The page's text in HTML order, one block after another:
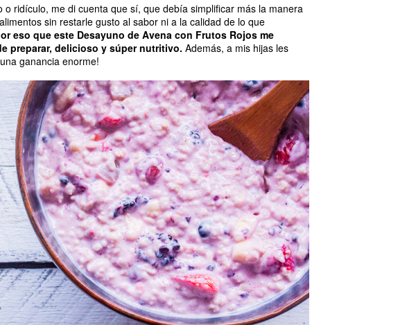
o ridículo, me di cuenta que sí, que debía simplificar más la manera
sin restarle gusto al sabor ni a la calidad de lo que
eso que este Desayuno de Avena con Frutos Rojos me
preparar, delicioso y súper nutritivo. Además, a mis hijas les
ganancia enorme!